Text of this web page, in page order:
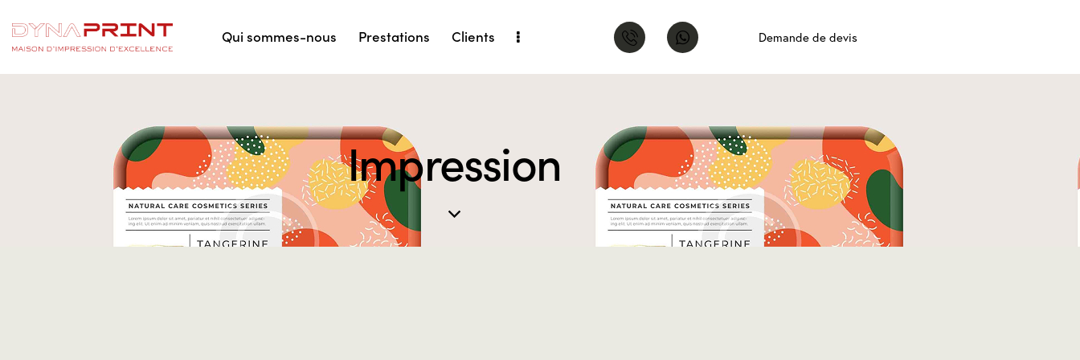
Qui sommes-nous Prestations Clients Demande de devis
Impression